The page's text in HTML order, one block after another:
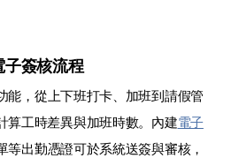
子簽核流程
能，從上下班打卡、加班到請假管
算工時差異與加班時數。內建電子
等出勤憑證可於系統送簽與審核，